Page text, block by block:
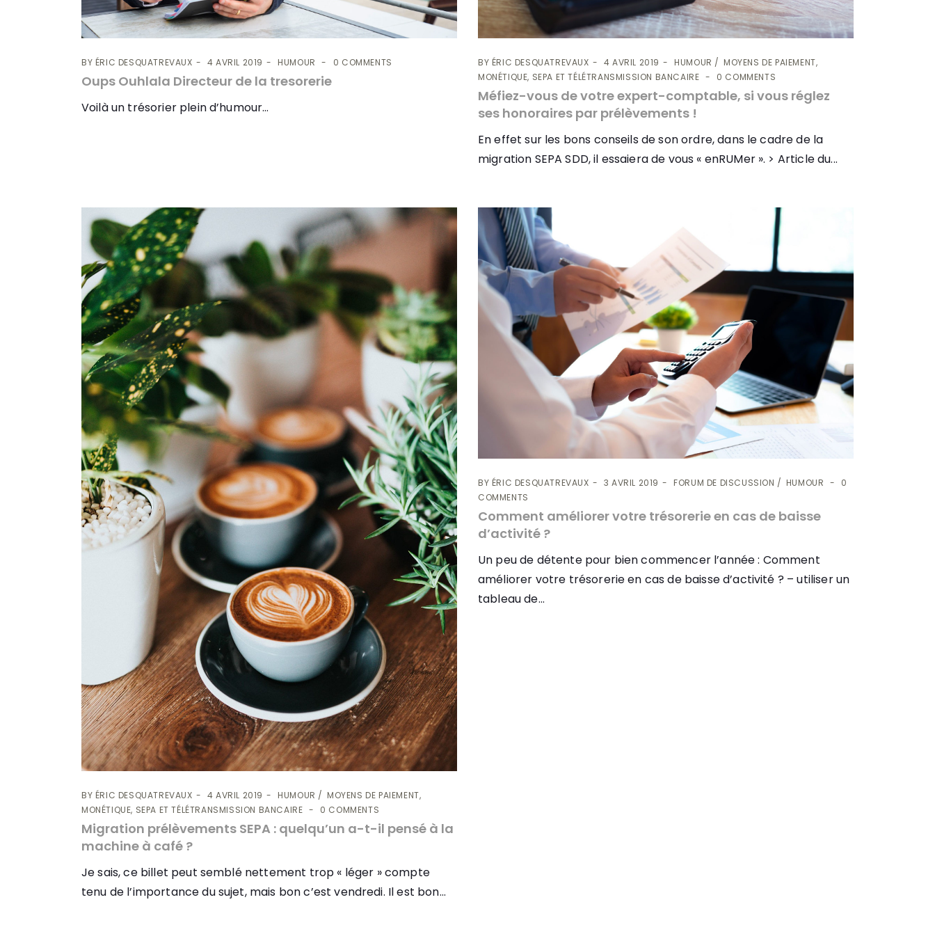
BY ÉRIC DESQUATREVAUX 4 AVRIL 2019 HUMOUR 0 COMMENTS
Oups Ouhlala Directeur de la tresorerie
Voilà un trésorier plein d’humour…
BY ÉRIC DESQUATREVAUX 4 AVRIL 2019 HUMOUR
MOYENS DE PAIEMENT,
MONÉTIQUE, SEPA ET TÉLÉTRANSMISSION BANCAIRE
0 COMMENTS
Méfiez-vous de votre expert-comptable, si vous réglez
ses honoraires par prélèvements !
En effet sur les bons conseils de son ordre, dans le cadre de la
migration SEPA SDD, il essaiera de vous « enRUMer ». > Article du...
BY ÉRIC DESQUATREVAUX 4 AVRIL 2019 HUMOUR
MOYENS DE PAIEMENT,
MONÉTIQUE, SEPA ET TÉLÉTRANSMISSION BANCAIRE
0 COMMENTS
Migration prélèvements SEPA : quelqu’un a-t-il pensé à la
machine à café ?
Je sais, ce billet peut semblé nettement trop « léger » compte
tenu de l’importance du sujet, mais bon c’est vendredi. Il est bon...
BY ÉRIC DESQUATREVAUX 3 AVRIL 2019 FORUM DE DISCUSSION HUMOUR
0
COMMENTS
Comment améliorer votre trésorerie en cas de baisse
d’activité ?
Un peu de détente pour bien commencer l’année : Comment
améliorer votre trésorerie en cas de baisse d’activité ? – utiliser un
tableau de...